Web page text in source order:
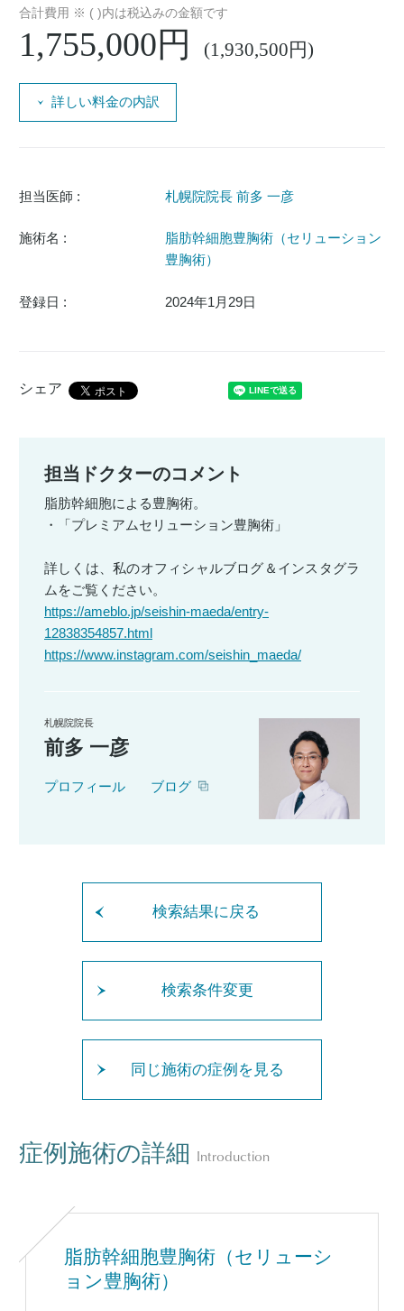
合計費用 ※ ( )内は税込みの金額です
1,755,000円 (1,930,500円)
詳しい料金の内訳
担当医師 : 札幌院院長 前多 一彦
施術名 :
脂肪幹細胞豊胸術（セリューション
豊胸術）
登録日 : 2024年1月29日
シェア
担当ドクターのコメント
脂肪幹細胞による豊胸術。
・「プレミアムセリューション豊胸術」
詳しくは、私のオフィシャルブログ＆インスタグラ
ムをご覧ください。
https://ameblo.jp/seishin-maeda/entry-
12838354857.html
https://www.instagram.com/seishin_maeda/
札幌院院長
前多 一彦
プロフィール ブログ
検索結果に戻る
検索条件変更
同じ施術の症例を見る
症例施術の詳細 Introduction
脂肪幹細胞豊胸術（セリューシ
ョン豊胸術）